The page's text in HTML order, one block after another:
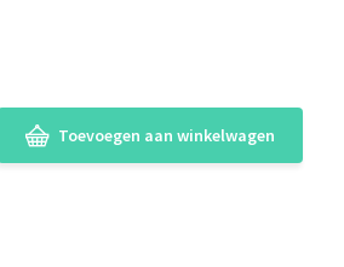
Toevoegen aan winkelwagen